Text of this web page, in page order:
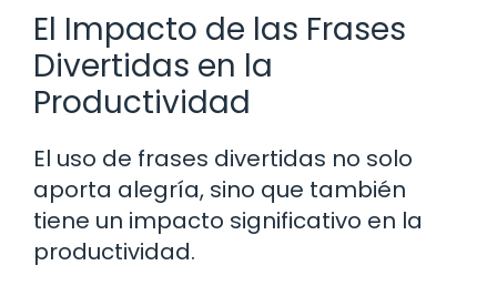
El Impacto de las Frases
Divertidas en la
Productividad
El uso de frases divertidas no solo
aporta alegría, sino que también
tiene un impacto significativo en la
productividad.